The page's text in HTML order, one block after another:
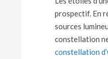
prospectif. En
sources
constellation
constellation